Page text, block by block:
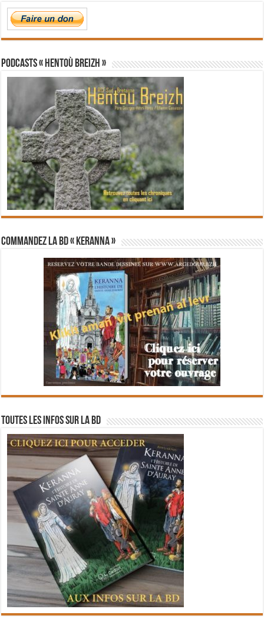
PODCASTS « Hentoù Breizh »
Commandez la BD « Keranna »
Toutes les infos sur la BD